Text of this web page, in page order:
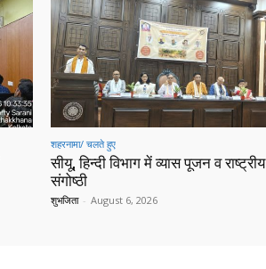
शहरनामा/ चलते हुए
सीयू, हिन्दी विभाग में व्यास पूजन व राष्ट्रीय
संगोष्ठी
शुभजिता - August 6, 2026